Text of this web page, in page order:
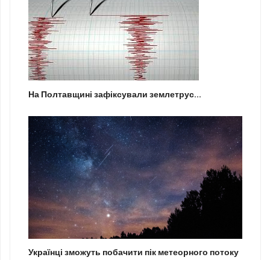
На Полтавщині зафіксували землетрус...
Українці зможуть побачити пік метеорного потоку